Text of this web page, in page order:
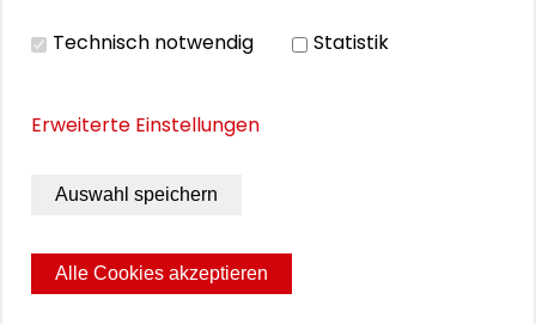
Programm Podiumsgespräch Rajzefiber (PDF)
Bildergalerie
Technisch notwendig Statistik
Erweiterte Einstellungen
Auswahl speichern
Alle Cookies akzeptieren